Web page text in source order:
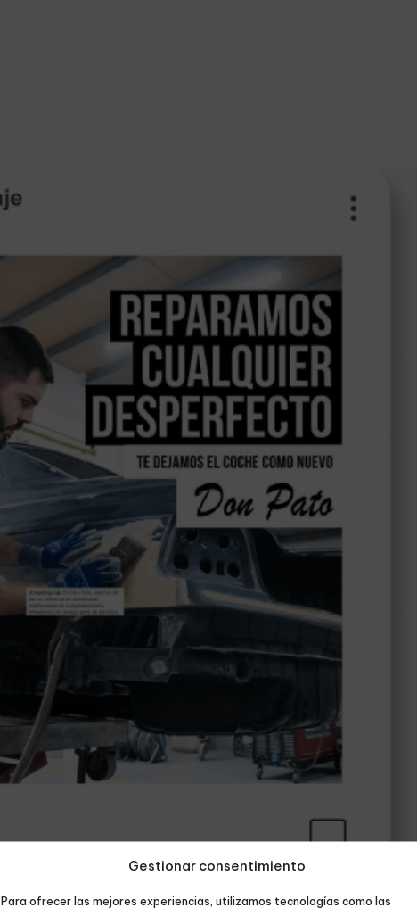
Gestionar consentimiento
Para ofrecer las mejores experiencias, utilizamos tecnologías como las